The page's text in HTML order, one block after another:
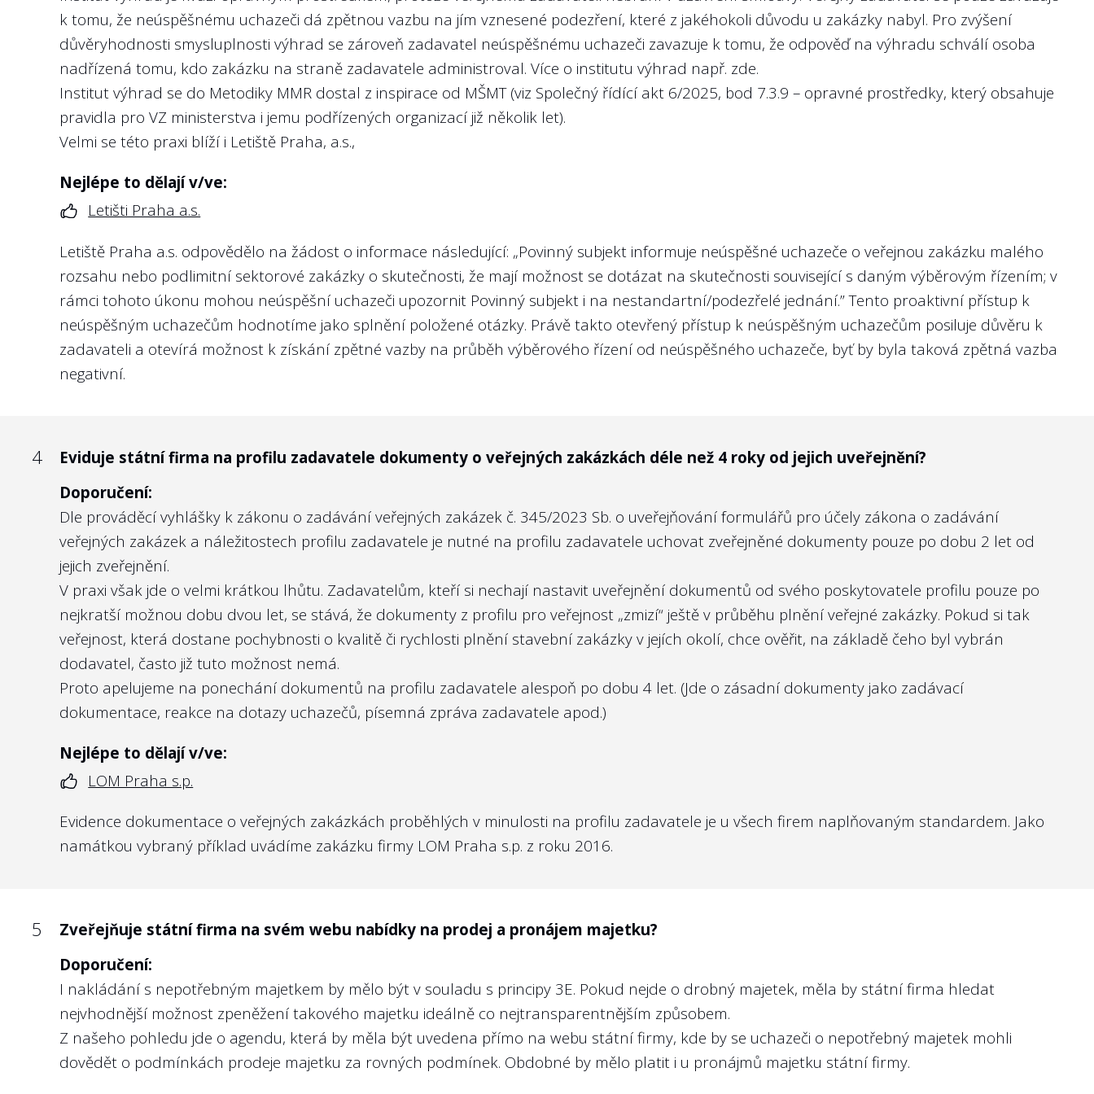
Doporučení:
Není důvod, aby KPI managementu nebyly zveřejňovány. Veřejnost má právo vědět, jaké jsou cíle managementu a jak cíle plní.
Nejlépe to dělají v/ve:
Správě železnic, s.o.
ukazatele týkající se předmětu podnikání státní firmy zpětně za předcházející rok?
Doporučení:
V případě, že management selhává, má veřejnost působit na politickou reprezentaci, aby neblahý stav napravila. Opačně i pro management
státních firem, který naplňuje stanovená KPI, je zveřejnění dosažených hodnot obranou před případným politickým tlakem nebo odvoláním ze
zástupných důvodů.
Angažmá v jiných společnostech je snadno dohledatelné u členů představenstva i dozorčí rady např. u soukromé bankyMONETA Money Bank,
a.s.
U státních firem podléhajících regulaci ČNB jsou tyto údaje poměrně obtížně dohledatelné, viz hodnocení Národní rozvojová banka, a.s., Česká
exportní banka, a.s., Exportní garanční a pojišťovací společnost, a.s.
dosaženém vzdělání a předchozím zaměstnání?
Stejně jako u členů představenstva by i členové kontrolních orgánů (typicky dozorčí rady) měli mít na webu snadno dohledatelný alespoň
stručný životopis. Předně jde o zástupce vlastníka (v přeneseném smyslu zástupce veřejnosti), kteří dohlíží na výkon funkce členů
managementu. Jejich profesní životopis by tedy měl odpovídat důležitosti a nárokům na takové funkce.
Právě u členů dozorčích rad se skloňuje pojem „politická trafika“. Z našeho pohledu není problematické napojení člena kontrolního orgánu na
konkrétní politickou stranu. U státních firem je za výběr členů kontrolního výboru (mimo zástupce zaměstnanců) zpravidla odpovědný
příslušný ministr, tudíž i členové kontrolního orgánu nesou jistou míru politické odpovědnosti ministra.
sektoru, 2. v souladu s
nominačním zákonem zveřejňuje vládní Výbor pro personální nominace ve svých zveřejněných zápisech
životopisy posuzovaných kandidátů (včetně členů kontrolních orgánů). Zprávy výboru pro vládní nominace jsou však velmi kusé co do
odůvodnění, a navíc se v nich ne zcela dobře vyhledává, pokud jde o nalezení zápisu z jednání o konkrétním kandidátovi.
Zveřejněním životopisů členů kontrolních orgánů se nastavuje i pomyslní laťka pro úroveň kompetencí budoucích členů kontrolních orgánů
vybraných budoucím ministrem. Veřejnost by tak měla mít k dispozici snadno dostupnou informaci o tom, kdo a s jakým profesním profilem
zastupuje její zájmy při kontrole managementu státní firmy.
Nejlépe to dělají v/ve:
ČEPS, a.s.
společností, spolků, samospráv apod.)?
Doporučení:
Zde platí obdobně doporučení k otázce č. 3. i pro členy kontrolních orgánů.
Angažmá v jiných společnostech je snadno dohledatelné u členů představenstva i dozorčí rady např. u soukromé banky
Poskytla státní firma informace o platech a odměnách jejího ředitele?
Doporučení:
Kromě toho, že k nároku veřejnosti na informace o odměnách vrcholných představitelů veřejné správy (včetně státních firem) existuje již bohatá
k tomu, že neúspěšnému uchazeči dá zpětnou vazbu na jím vznesené podezření, které z jakéhokoli důvodu u zakázky nabyl. Pro zvýšení
důvěryhodnosti smysluplnosti výhrad se zároveň zadavatel neúspěšnému uchazeči zavazuje k tomu, že odpověď na výhradu schválí osoba
nadřízená tomu, kdo zakázku na straně zadavatele administroval. Více o institutu výhrad např. zde.
Institut výhrad se do Metodiky MMR dostal z inspirace od MŠMT (viz Společný řídící akt 6/2025, bod 7.3.9 – opravné prostředky, který obsahuje
pravidla pro VZ ministerstva i jemu podřízených organizací již několik let).
Velmi se této praxi blíží i Letiště Praha, a.s.,
Nejlépe to dělají v/ve:
Letišti Praha a.s.
Letiště Praha a.s. odpovědělo na žádost o informace následující: „Povinný subjekt informuje neúspěšné uchazeče o veřejnou zakázku malého
rozsahu nebo podlimitní sektorové zakázky o skutečnosti, že mají možnost se dotázat na skutečnosti související s daným výběrovým řízením; v
rámci tohoto úkonu mohou neúspěšní uchazeči upozornit Povinný subjekt i na nestandartní/podezřelé jednání.” Tento proaktivní přístup k
neúspěšným uchazečům hodnotíme jako splnění položené otázky. Právě takto otevřený přístup k neúspěšným uchazečům posiluje důvěru k
zadavateli a otevírá možnost k získání zpětné vazby na průběh výběrového řízení od neúspěšného uchazeče, byť by byla taková zpětná vazba
negativní.
4
Eviduje státní firma na profilu zadavatele dokumenty o veřejných zakázkách déle než 4 roky od jejich uveřejnění?
Doporučení:
Dle prováděcí vyhlášky k zákonu o zadávání veřejných zakázek č. 345/2023 Sb. o uveřejňování formulářů pro účely zákona o zadávání
veřejných zakázek a náležitostech profilu zadavatele je nutné na profilu zadavatele uchovat zveřejněné dokumenty pouze po dobu 2 let od
jejich zveřejnění.
V praxi však jde o velmi krátkou lhůtu. Zadavatelům, kteří si nechají nastavit uveřejnění dokumentů od svého poskytovatele profilu pouze po
nejkratší možnou dobu dvou let, se stává, že dokumenty z profilu pro veřejnost „zmizí“ ještě v průběhu plnění veřejné zakázky. Pokud si tak
veřejnost, která dostane pochybnosti o kvalitě či rychlosti plnění stavební zakázky v jejích okolí, chce ověřit, na základě čeho byl vybrán
dodavatel, často již tuto možnost nemá.
Proto apelujeme na ponechání dokumentů na profilu zadavatele alespoň po dobu 4 let. (Jde o zásadní dokumenty jako zadávací
dokumentace, reakce na dotazy uchazečů, písemná zpráva zadavatele apod.)
Nejlépe to dělají v/ve:
LOM Praha s.p.
Evidence dokumentace o veřejných zakázkách proběhlých v minulosti na profilu zadavatele je u všech firem naplňovaným standardem. Jako
namátkou vybraný příklad uvádíme zakázku firmy LOM Praha s.p. z roku 2016.
5
Zveřejňuje státní firma na svém webu nabídky na prodej a pronájem majetku?
Doporučení:
I nakládání s nepotřebným majetkem by mělo být v souladu s principy 3E. Pokud nejde o drobný majetek, měla by státní firma hledat
nejvhodnější možnost zpeněžení takového majetku ideálně co nejtransparentnějším způsobem.
Z našeho pohledu jde o agendu, která by měla být uvedena přímo na webu státní firmy, kde by se uchazeči o nepotřebný majetek mohli
dovědět o podmínkách prodeje majetku za rovných podmínek. Obdobné by mělo platit i u pronájmů majetku státní firmy.